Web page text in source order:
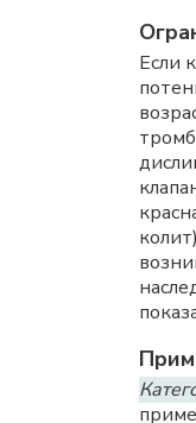
Если